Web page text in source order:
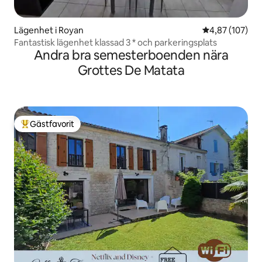
Lägenhet i Royan 4,87 av 5 i
4,87 (107)
Fantastisk lägenhet klassad 3 * och parkeringsplats
Andra bra semesterboenden nära
Grottes De Matata
Populär gästfavorit
Gästfavorit